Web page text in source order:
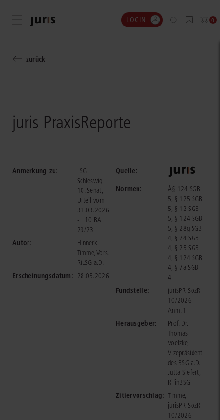
Menü öffnen LOGIN 0
zurück
juris PraxisReporte
Anmerkung zu:
LSG
Schleswig
10. Senat,
Urteil vom
31.03.2026
- L 10 BA
23/23
Autor:
Hinnerk
Timme, Vors.
RiLSG a.D.
Erscheinungsdatum: 28.05.2026
Quelle:
Normen:
Â§ 124 SGB
5, § 125 SGB
5, § 12 SGB
5, § 124 SGB
5, § 28g SGB
4, § 24 SGB
4, § 25 SGB
4, § 124 SGB
4, § 7a SGB
4
Fundstelle:
jurisPR-SozR
10/2026
Anm. 1
Herausgeber:
Prof. Dr.
Thomas
Voelzke,
Vizepräsident
des BSG a.D.
Jutta Siefert,
Ri'inBSG
Zitiervorschlag: Timme,
jurisPR-SozR
10/2026